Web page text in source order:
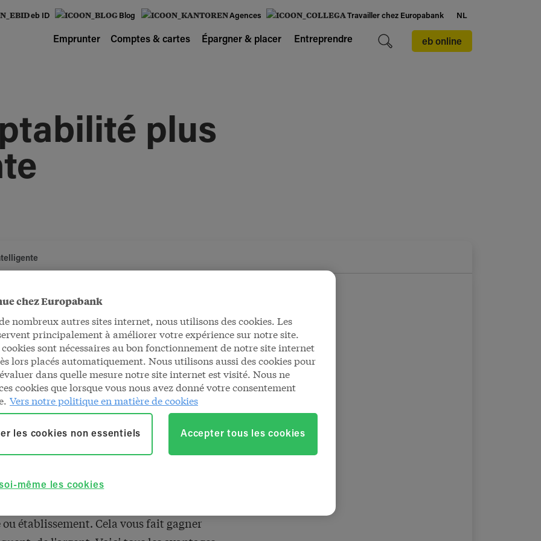
Emprunter Comptes & cartes Épargner & placer Entreprendre eb online
eb ID Blog Agences Travailler chez Europabank NL
plus
plus
et sans
administratives qui pourraient être
de temps. Avec Europabank, vous ou votre
transactions de paiement à la
établissement. Cela vous fait gagner
chez Europabank
nombreux autres sites internet, nous utilisons des cookies. Les
principalement à améliorer votre expérience sur notre site.
sont nécessaires au bon fonctionnement de notre site internet
lors placés automatiquement. Nous utilisons aussi des cookies pour
dans quelle mesure notre site internet est visité. Nous ne
cookies que lorsque vous nous avez donné votre consentement
Vers notre politique en matière de cookies
même les cookies
les cookies non essentiels Accepter tous les cookies